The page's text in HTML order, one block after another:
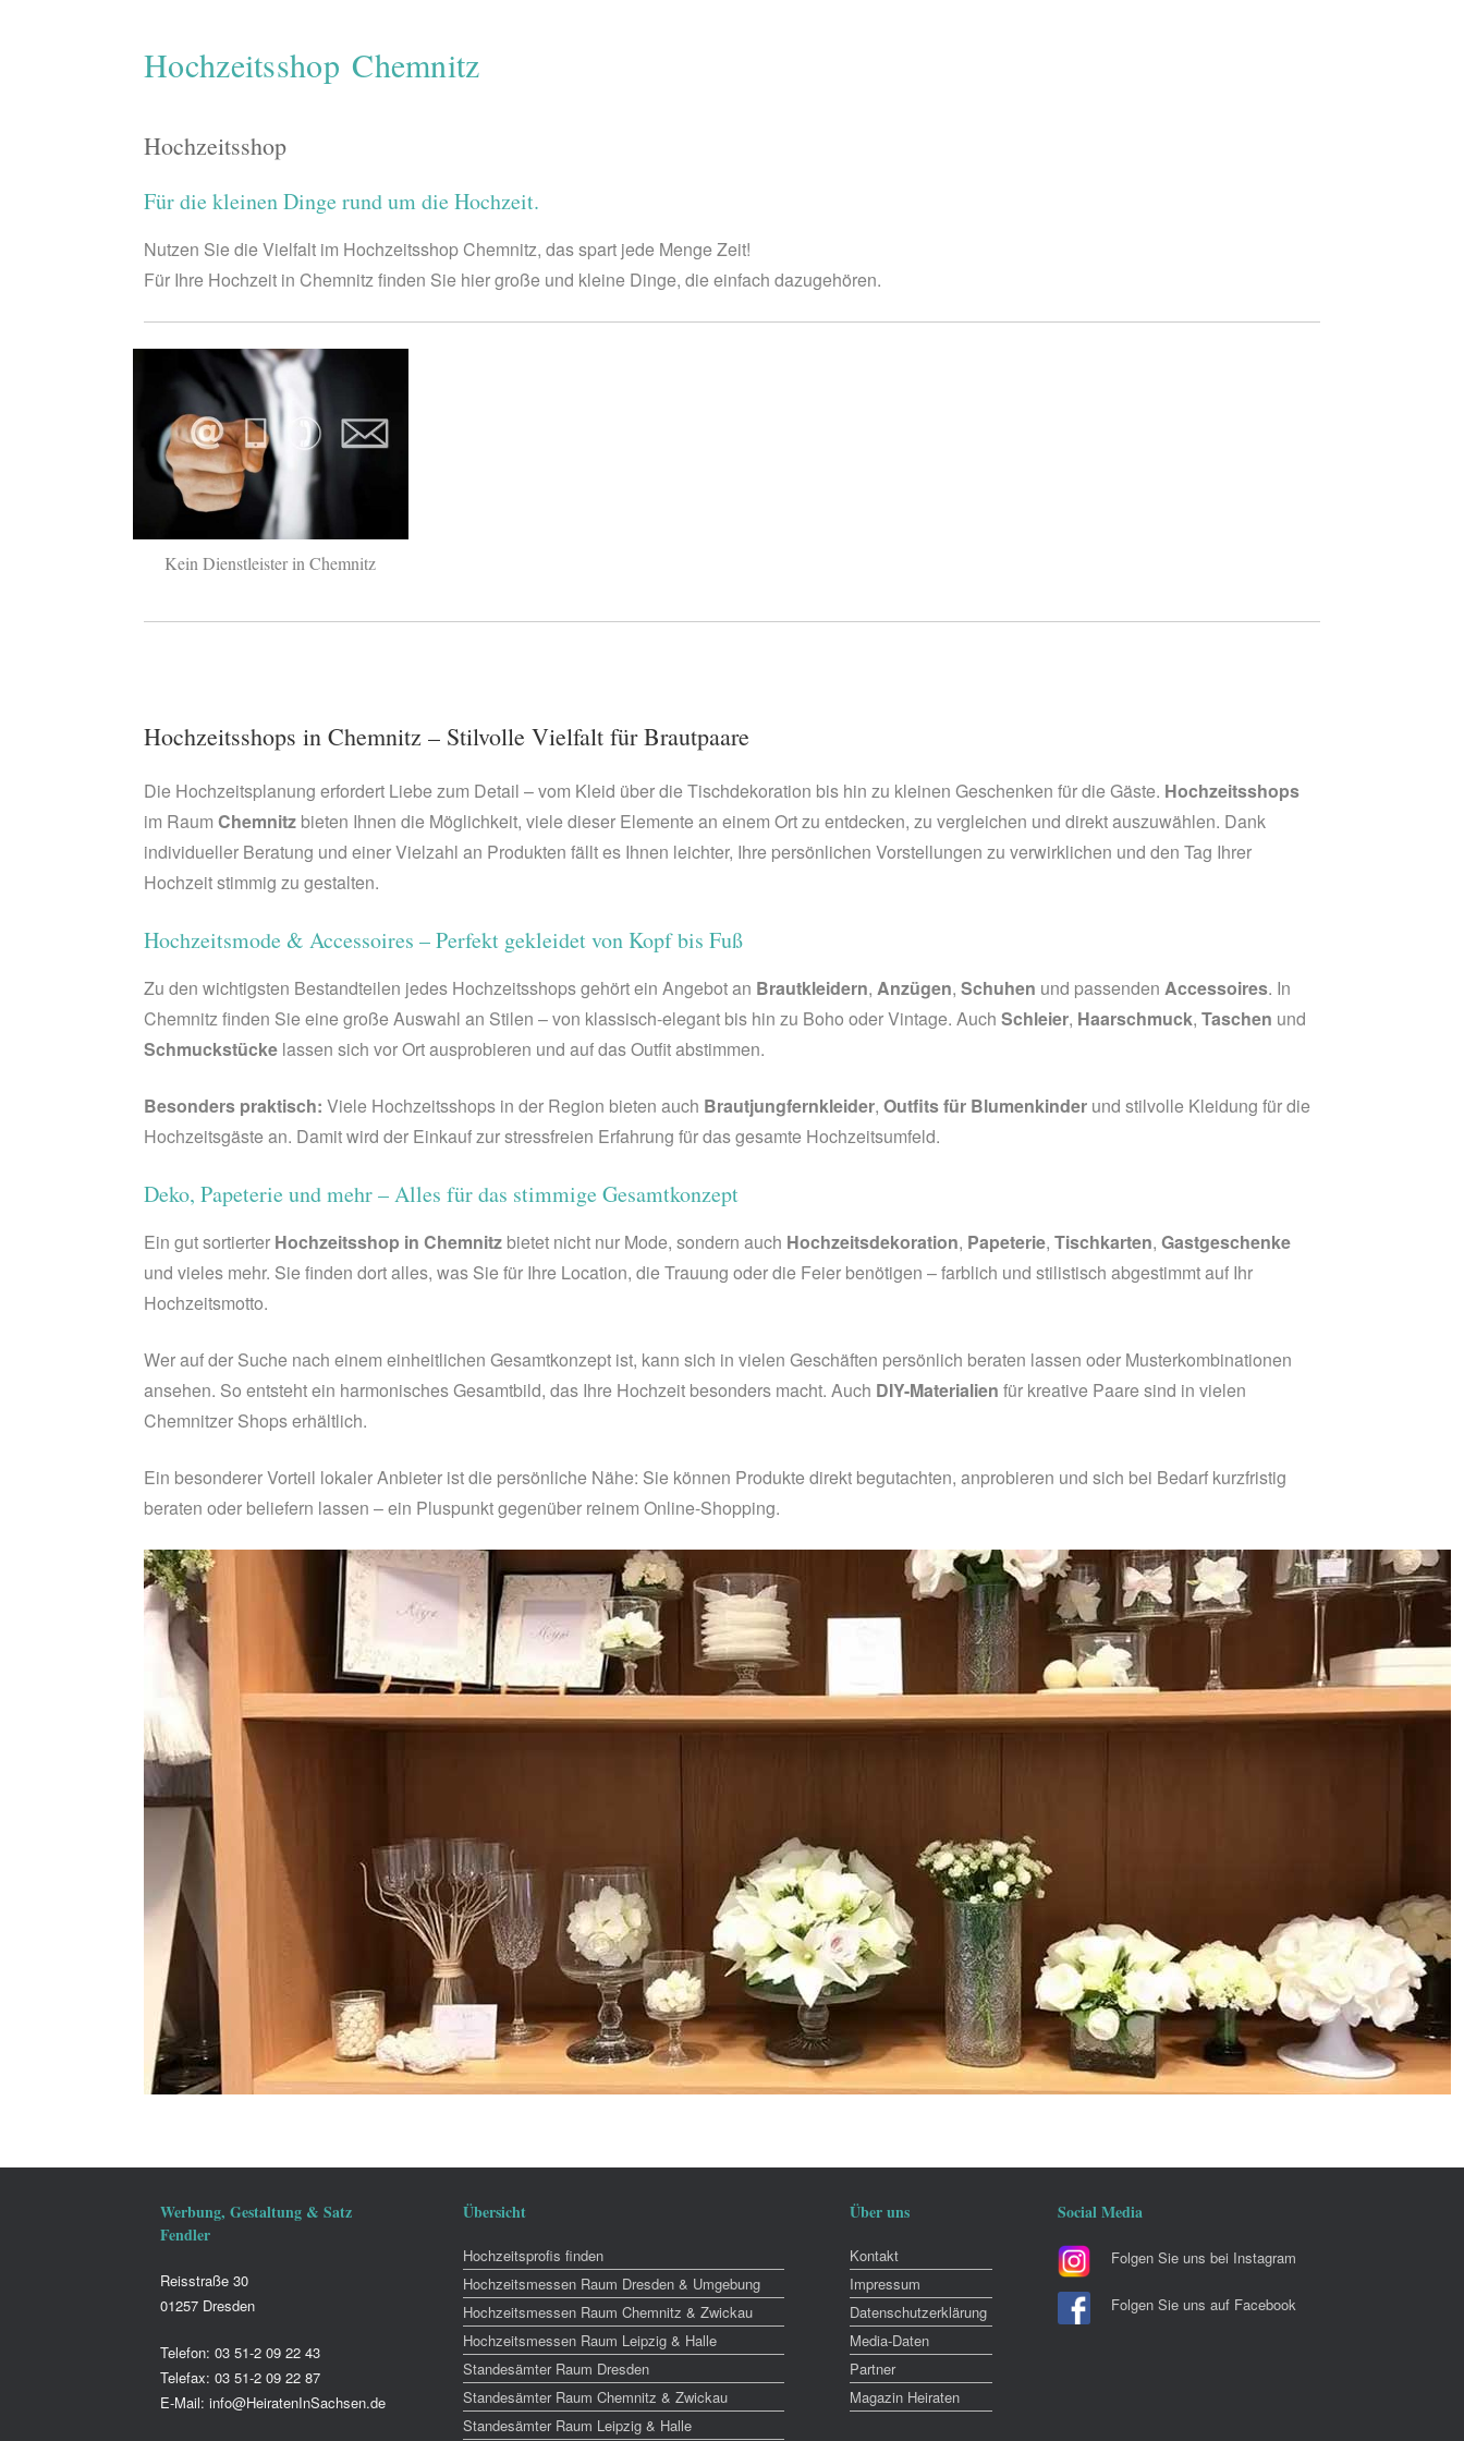
Hochzeitsshop Chemnitz
Hochzeitsshop
Für die kleinen Dinge rund um die Hochzeit.
Nutzen Sie die Vielfalt im Hochzeitsshop Chemnitz, das spart jede Menge Zeit!
Für Ihre Hochzeit in Chemnitz finden Sie hier große und kleine Dinge, die einfach dazugehören.
Kein Dienstleister in Chemnitz
Hochzeitsshops in Chemnitz – Stilvolle Vielfalt für Brautpaare
Die Hochzeitsplanung erfordert Liebe zum Detail – vom Kleid über die Tischdekoration bis hin zu kleinen Geschenken für die Gäste. Hochzeitsshops
im Raum Chemnitz bieten Ihnen die Möglichkeit, viele dieser Elemente an einem Ort zu entdecken, zu vergleichen und direkt auszuwählen. Dank
individueller Beratung und einer Vielzahl an Produkten fällt es Ihnen leichter, Ihre persönlichen Vorstellungen zu verwirklichen und den Tag Ihrer
Hochzeit stimmig zu gestalten.
Hochzeitsmode & Accessoires – Perfekt gekleidet von Kopf bis Fuß
Zu den wichtigsten Bestandteilen jedes Hochzeitsshops gehört ein Angebot an Brautkleidern, Anzügen, Schuhen und passenden Accessoires. In
Chemnitz finden Sie eine große Auswahl an Stilen – von klassisch-elegant bis hin zu Boho oder Vintage. Auch Schleier, Haarschmuck, Taschen und
Schmuckstücke lassen sich vor Ort ausprobieren und auf das Outfit abstimmen.
Besonders praktisch: Viele Hochzeitsshops in der Region bieten auch Brautjungfernkleider, Outfits für Blumenkinder und stilvolle Kleidung für die
Hochzeitsgäste an. Damit wird der Einkauf zur stressfreien Erfahrung für das gesamte Hochzeitsumfeld.
Deko, Papeterie und mehr – Alles für das stimmige Gesamtkonzept
Ein gut sortierter Hochzeitsshop in Chemnitz bietet nicht nur Mode, sondern auch Hochzeitsdekoration, Papeterie, Tischkarten, Gastgeschenke
und vieles mehr. Sie finden dort alles, was Sie für Ihre Location, die Trauung oder die Feier benötigen – farblich und stilistisch abgestimmt auf Ihr
Hochzeitsmotto.
Wer auf der Suche nach einem einheitlichen Gesamtkonzept ist, kann sich in vielen Geschäften persönlich beraten lassen oder Musterkombinationen
ansehen. So entsteht ein harmonisches Gesamtbild, das Ihre Hochzeit besonders macht. Auch DIY-Materialien für kreative Paare sind in vielen
Chemnitzer Shops erhältlich.
Ein besonderer Vorteil lokaler Anbieter ist die persönliche Nähe: Sie können Produkte direkt begutachten, anprobieren und sich bei Bedarf kurzfristig
beraten oder beliefern lassen – ein Pluspunkt gegenüber reinem Online-Shopping.
Werbung, Gestaltung & Satz
Fendler
Reisstraße 30
01257 Dresden
Telefon: 03 51-2 09 22 43
Telefax: 03 51-2 09 22 87
E-Mail: info@HeiratenInSachsen.de
Übersicht
Hochzeitsprofis finden
Hochzeitsmessen Raum Dresden & Umgebung
Hochzeitsmessen Raum Chemnitz & Zwickau
Hochzeitsmessen Raum Leipzig & Halle
Standesämter Raum Dresden
Standesämter Raum Chemnitz & Zwickau
Standesämter Raum Leipzig & Halle
Über uns
Kontakt
Impressum
Datenschutzerklärung
Media-Daten
Partner
Magazin Heiraten
Social Media
Folgen Sie uns bei Instagram
Folgen Sie uns auf Facebook